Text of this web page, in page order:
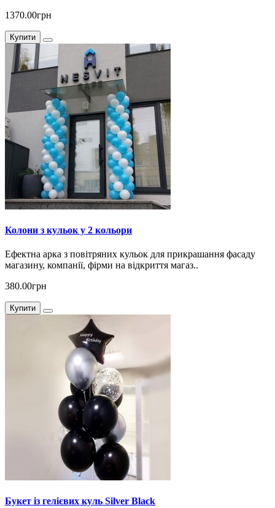
1370.00грн
Купити
Колони з кульок у 2 кольори
Ефектна арка з повітряних кульок для прикрашання фасаду
магазину, компанії, фірми на відкриття магаз..
380.00грн
Купити
Букет із гелієвих куль Silver Black